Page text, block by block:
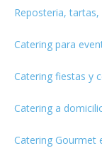
Reposteria,
Catering para
Catering fiestas y
Catering a
Catering Gourmet